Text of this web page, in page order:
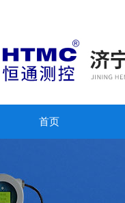
首页